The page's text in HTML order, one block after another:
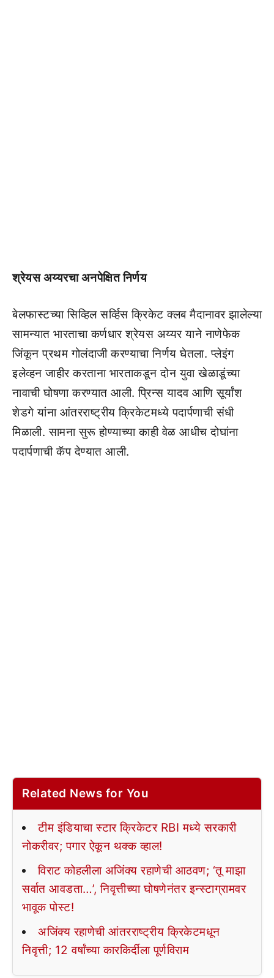
श्रेयस अय्यरचा अनपेक्षित निर्णय
बेलफास्टच्या सिव्हिल सर्व्हिस क्रिकेट क्लब मैदानावर झालेल्या
सामन्यात भारताचा कर्णधार श्रेयस अय्यर याने नाणेफेक
जिंकून प्रथम गोलंदाजी करण्याचा निर्णय घेतला. प्लेइंग
इलेव्हन जाहीर करताना भारताकडून दोन युवा खेळाडूंच्या
नावाची घोषणा करण्यात आली. प्रिन्स यादव आणि सूर्यांश
शेडगे यांना आंतरराष्ट्रीय क्रिकेटमध्ये पदार्पणाची संधी
मिळाली. सामना सुरू होण्याच्या काही वेळ आधीच दोघांना
पदार्पणाची कॅप देण्यात आली.
Related News for You
टीम इंडियाचा स्टार क्रिकेटर RBI मध्ये सरकारी
नोकरीवर; पगार ऐकून थक्क व्हाल!
विराट कोहलीला अजिंक्य रहाणेची आठवण; ‘तू माझा
सर्वात आवडता…’, निवृत्तीच्या घोषणेनंतर इन्स्टाग्रामवर
भावूक पोस्ट!
अजिंक्य रहाणेची आंतरराष्ट्रीय क्रिकेटमधून
निवृत्ती; 12 वर्षांच्या कारकिर्दीला पूर्णविराम